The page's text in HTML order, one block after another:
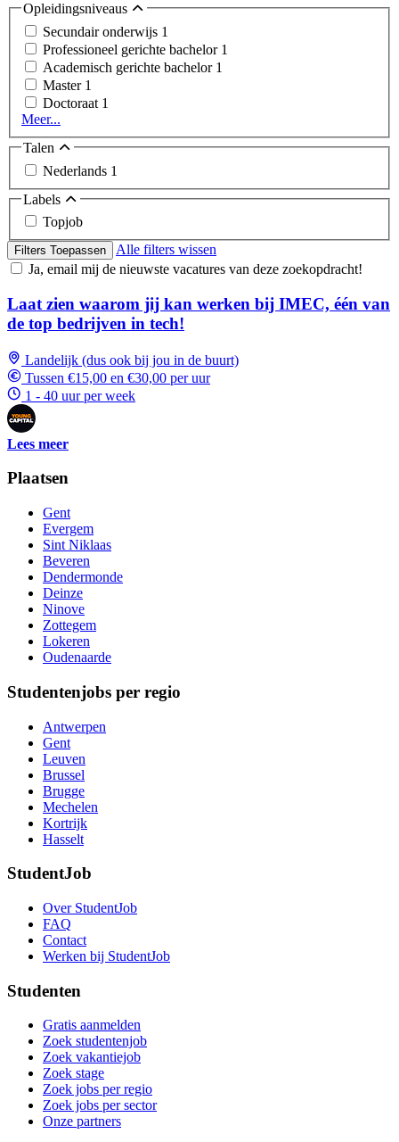
Opleidingsniveaus
Secundair onderwijs 1
Professioneel gerichte bachelor 1
Academisch gerichte bachelor 1
Master 1
Doctoraat 1
Meer...
Talen
Nederlands 1
Labels
Topjob
Filters Toepassen
Alle filters wissen
Ja, email mij de nieuwste vacatures van deze zoekopdracht!
Laat zien waarom jij kan werken bij IMEC, één van
de top bedrijven in tech!
Landelijk (dus ook bij jou in de buurt)
Tussen €15,00 en €30,00 per uur
1 - 40 uur per week
Lees meer
Plaatsen
Gent
Evergem
Sint Niklaas
Beveren
Dendermonde
Deinze
Ninove
Zottegem
Lokeren
Oudenaarde
Studentenjobs per regio
Antwerpen
Gent
Leuven
Brussel
Brugge
Mechelen
Kortrijk
Hasselt
StudentJob
Over StudentJob
FAQ
Contact
Werken bij StudentJob
Studenten
Gratis aanmelden
Zoek studentenjob
Zoek vakantiejob
Zoek stage
Zoek jobs per regio
Zoek jobs per sector
Onze partners